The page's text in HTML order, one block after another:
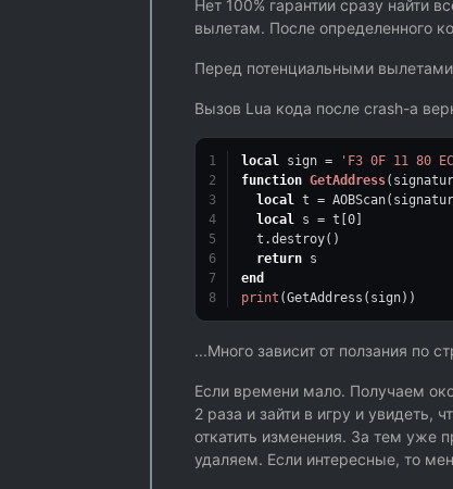
Нет 100% гарантии сразу найти
вылетам. После определенного
Перед потенциальными
Вызов Lua кода после crash-а
local sign =
'F3 0F 11 80
function GetAddress
local
t =
local
s = t[0]
  t.destroy()
return s
end
print (GetAddress(sign))
...Много зависит от ползания по
Если времени мало. Получаем
2 раза и зайти в игру и увидеть,
откатить изменения. За тем уже
удаляем. Если интересные, то